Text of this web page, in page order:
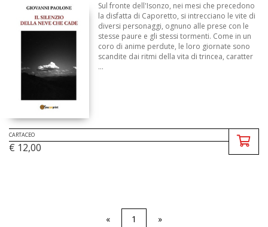
Sul fronte dell'Isonzo, nei mesi che precedono
la disfatta di Caporetto, si intrecciano le vite di
diversi personaggi, ognuno alle prese con le
stesse paure e gli stessi tormenti. Come in un
coro di anime perdute, le loro giornate sono
scandite dai ritmi della vita di trincea, caratter
...
CARTACEO
€ 12,00
« 1 »